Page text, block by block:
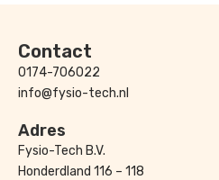
Contact
0174-706022
info@fysio-tech.nl
Adres
Fysio-Tech B.V.
Honderdland 116 – 118